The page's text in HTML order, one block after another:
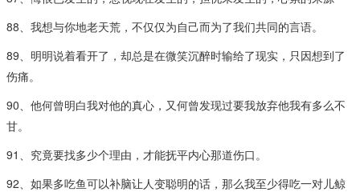
88、我想与你地老天荒，不仅仅为自己而为了我们共同的言语。
89、明明说着看开了，却总是在微笑沉醉时输给了现实，只因想到了
伤痛。
90、他何曾明白我对他的真心，又何曾发现过要我放弃他我有多么不
甘。
91、究竟要找多少个理由，才能抚平内心那道伤口。
92、如果多吃鱼可以补脑让人变聪明的话，那么我至少得吃一对儿鲸